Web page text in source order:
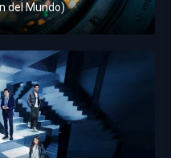
del Mundo)